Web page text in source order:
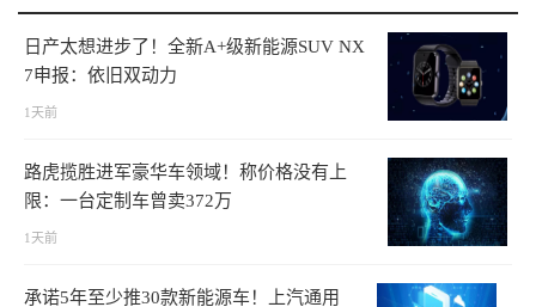
日产太想进步了！全新A+级新能源SUV NX
7申报：依旧双动力
1天前
路虎揽胜进军豪华车领域！称价格没有上
限：一台定制车曾卖372万
1天前
承诺5年至少推30款新能源车！上汽通用